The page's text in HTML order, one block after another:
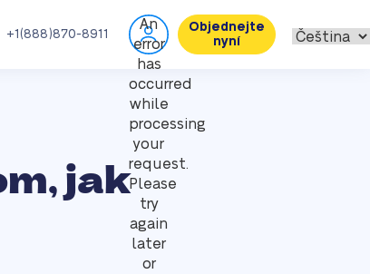
+1(888)870-8911
An
error
has
occurred
while
processing
your
request.
Please
try
again
later
or
Objednejte
nyní
jak